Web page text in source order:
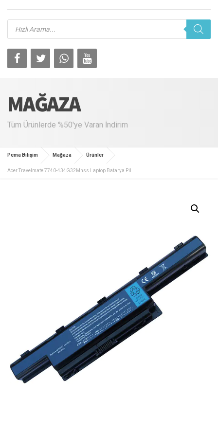
Products
search
MAĞAZA
Tüm Ürünlerde %50'ye Varan İndirim
Pema Bilişim Mağaza Ürünler
Acer Travelmate 7740-434G32Mnss Laptop Batarya Pil